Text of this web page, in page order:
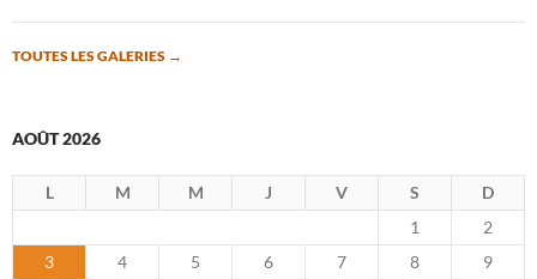
TOUTES LES GALERIES →
AOÛT 2026
L M M J V S
D
1
2
3
4 5 6 7 8
9